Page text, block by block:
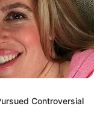
Controversial